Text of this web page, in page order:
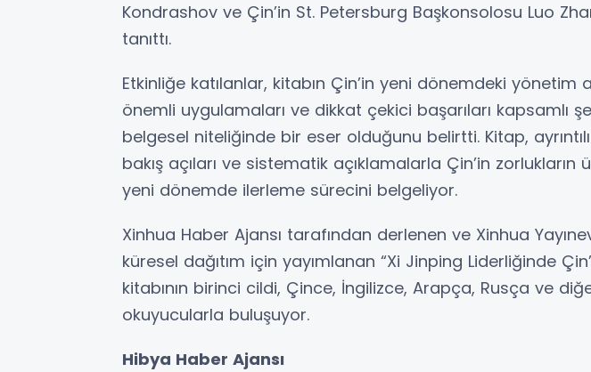
Kondrashov ve Çin’in St. Petersburg Başkonsolosu Luo
tanıttı.
Etkinliğe katılanlar, kitabın Çin’in yeni dönemdeki yönetim
önemli uygulamaları ve dikkat çekici başarıları kapsamlı
belgesel niteliğinde bir eser olduğunu belirtti. Kitap,
bakış açıları ve sistematik açıklamalarla Çin’in
yeni dönemde ilerleme sürecini belgeliyor.
Xinhua Haber Ajansı tarafından derlenen ve Xinhua
küresel dağıtım için yayımlanan “Xi Jinping Liderliğinde
kitabının birinci cildi, Çince, İngilizce, Arapça, Rusça ve
okuyucularla buluşuyor.
Hibya Haber Ajansı